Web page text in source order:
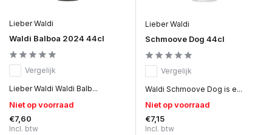
Lieber Waldi
Waldi Balboa 2024 44cl
Vergelijk
Lieber Waldi Waldi Balb...
Niet op voorraad
€7,60
Incl. btw
Lieber Waldi
Schmoove Dog 44cl
Vergelijk
Waldi Schmoove Dog is e...
Niet op voorraad
€7,15
Incl. btw